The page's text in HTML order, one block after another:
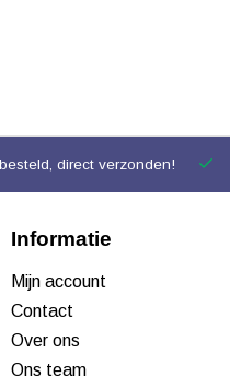
direct verzonden!
Informatie
Mijn account
Contact
Over ons
Ons team